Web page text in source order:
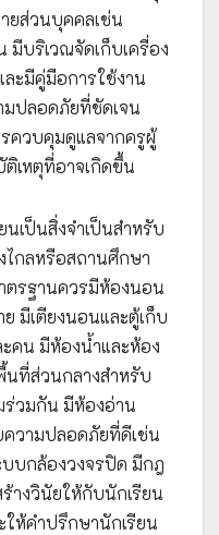
ส่วนบุคคลเช่น
บริเวณจัดเก็บเครื่อง
ะมีคู่มือการใช้งาน
ปลอดภัยที่ชัดเจน
ควบคุมดูแลจากครูผู้
เหตุที่อาจเกิดขึ้น
เป็นสิ่งจำเป็นสำหรับ
กลหรือสถานศึกษา
รฐานควรมีห้องนอน
มีเตียงนอนและตู้เก็บ
คน มีห้องน้ำและห้อง
นที่ส่วนกลางสำหรับ
ร่วมกัน มีห้องอ่าน
วามปลอดภัยที่ดีเช่น
บกล้องวงจรปิด มีกฎ
ร้างวินัยให้กับนักเรียน
ห้คำปรึกษานักเรียน